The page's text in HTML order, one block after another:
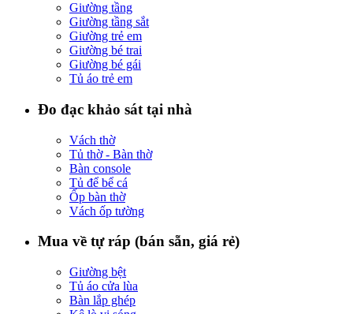
Giường tầng
Giường tầng sắt
Giường trẻ em
Giường bé trai
Giường bé gái
Tủ áo trẻ em
Đo đạc khảo sát tại nhà
Vách thờ
Tủ thờ - Bàn thờ
Bàn console
Tủ để bể cá
Ốp bàn thờ
Vách ốp tường
Mua về tự ráp (bán sẵn, giá rẻ)
Giường bệt
Tủ áo cửa lùa
Bàn lắp ghép